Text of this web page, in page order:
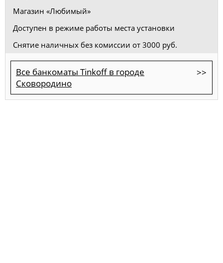
Магазин «Любимый»
Доступен в режиме работы места установки
Снятие наличных без комиссии от 3000 руб.
Все банкоматы Tinkoff в городе
Сковородино